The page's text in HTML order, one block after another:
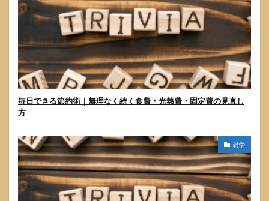
毎日できる節約術｜無理なく続く食費・光熱費・固定費の見直し
方
雑学